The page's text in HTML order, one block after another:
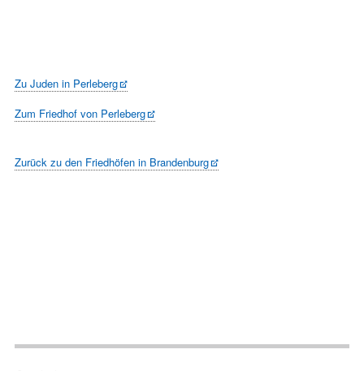
Zu Juden in Perleberg
Zum Friedhof von Perleberg
Zurück zu den Friedhöfen in Brandenburg
Navigation